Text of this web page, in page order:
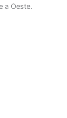
a Oeste.